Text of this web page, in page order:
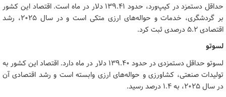
حداقل دستمزد در کیپ‌ورد، حدود ۱۳۹.۴۱ دلار در ماه است. اقتصاد این کشور
بر گردشگری، خدمات و حواله‌های ارزی متکی است و در سال ۲۰۲۵، رشد
اقتصادی ۵.۲ درصدی ثبت کرد.
لسوتو
لسوتو حداقل دستمزدی در حدود ۱۳۹.۴۰ دلار در ماه دارد. اقتصاد این کشور به
تولیدات صنعتی، کشاورزی و حواله‌های ارزی وابسته است و رشد اقتصادی آن
در سال ۲۰۲۵، به ۱.۴ درصد رسید.